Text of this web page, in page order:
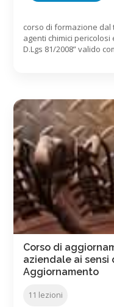
corso di formazione dal
agenti chimici pericolosi
D.Lgs 81/2008” valido
Corso di
aziendale ai sensi
Aggiornamento
11 lezioni